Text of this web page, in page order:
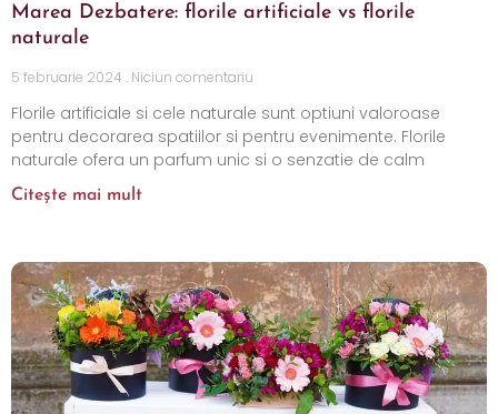
Marea Dezbatere: florile artificiale vs florile
naturale
5 februarie 2024 Niciun comentariu
Florile artificiale si cele naturale sunt optiuni valoroase
pentru decorarea spatiilor si pentru evenimente. Florile
naturale ofera un parfum unic si o senzatie de calm
Citește mai mult